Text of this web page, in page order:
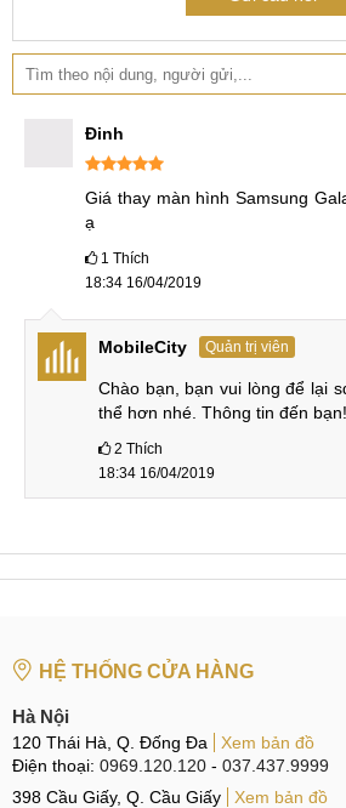
Đinh
Giá thay màn hình Samsung
ạ
1 Thích
18:34 16/04/2019
MobileCity Quản trị viên
Chào bạn, bạn vui lòng để lại
thể hơn nhé. Thông tin đến bạn!
2 Thích
18:34 16/04/2019
HỆ THỐNG CỬA HÀNG
Hà Nội
120 Thái Hà, Q. Đống Đa
Xem bản đồ
Điện thoại: 0969.120.120 - 037.437.9999
398 Cầu Giấy, Q. Cầu Giấy
Xem bản đồ